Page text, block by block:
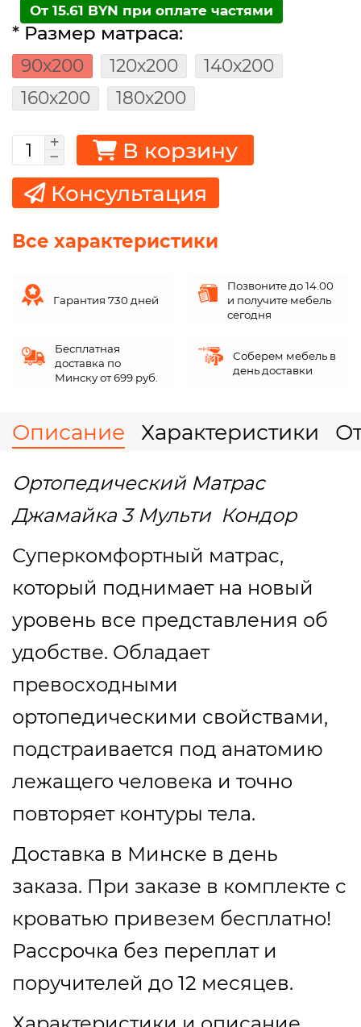
От 15.61 BYN при оплате частями
* Размер матраса:
90х200 120х200
140х200
160х200
180х200
В корзину
Консультация
Все характеристики
Гарантия 730 дней
Позвоните до 14.00
и получите мебель
сегодня
Бесплатная
доставка по
Минску от 699 руб.
Соберем мебель в
день доставки
Описание Характеристики
Ортопедический Матрас
Джамайка 3 Мульти Кондор
Суперкомфортный матрас,
который поднимает на новый
уровень все представления об
удобстве. Обладает
превосходными
ортопедическими свойствами,
подстраивается под анатомию
лежащего человека и точно
повторяет контуры тела.
Доставка в Минске в день
заказа. При заказе в комплекте с
кроватью привезем бесплатно!
Рассрочка без переплат и
поручителей до 12 месяцев.